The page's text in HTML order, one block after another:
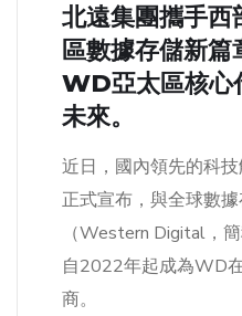
北遠集團攜手西
區數據存儲新
WD亞太區核心
未來。
近日，國內領先的科
正式宣布，與全球數
（Western Digital，
自2022年起成為WD
商。